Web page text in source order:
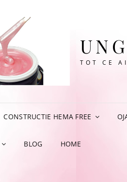
TOT CE
CONSTRUCTIE HEMA FREE
BLOG HOME